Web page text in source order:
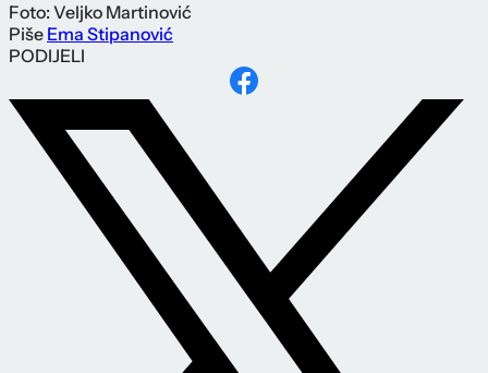
Foto: Veljko Martinović
Piše Ema Stipanović
PODIJELI